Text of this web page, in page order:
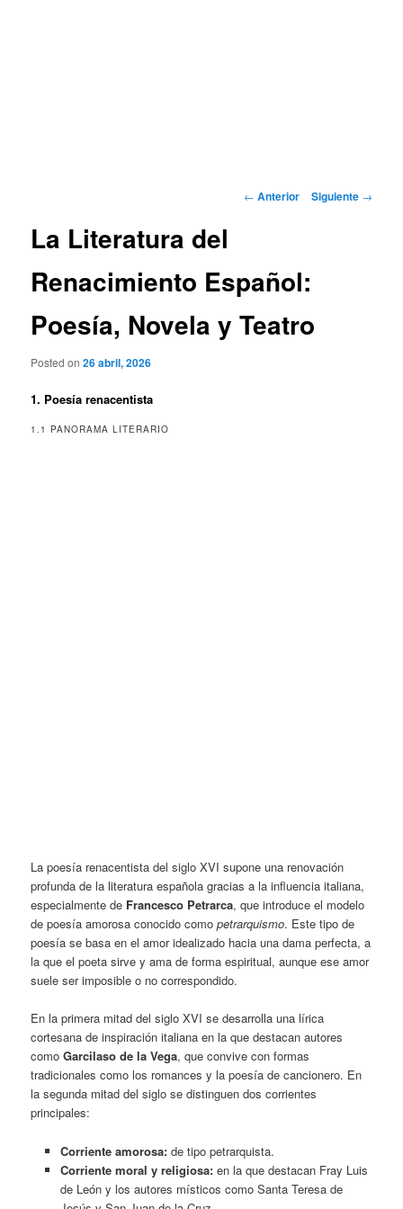
Navegación
← Anterior Siguiente →
La Literatura del
Renacimiento Español:
Poesía, Novela y Teatro
Posted on26 abril, 2026
1. Poesía renacentista
1.1 PANORAMA LITERARIO
La poesía renacentista del siglo XVI supone una renovación
profunda de la literatura española gracias a la influencia italiana,
especialmente de Francesco Petrarca, que introduce el modelo
de poesía amorosa conocido comopetrarquismo. Este tipo de
poesía se basa en el amor idealizado hacia una dama perfecta, a
la que el poeta sirve y ama de forma espiritual, aunque ese amor
suele ser imposible o no correspondido.
En la primera mitad del siglo XVIse desarrolla una lírica
cortesana de inspiración italiana en la que destacan autores
comoGarcilaso de la Vega, que convive con formas
tradicionales como los romances y la poesía de cancionero. En
la segunda mitad del siglo se distinguen dos corrientes
principales:
Corriente amorosa:de tipo petrarquista.
Corriente moral y religiosa:en la que destacan Fray Luis
de León y los autores místicos como Santa Teresa de